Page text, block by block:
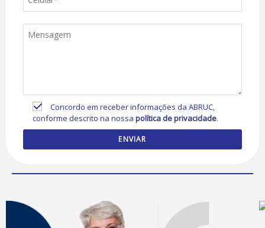
Concordo em receber informações da ABRUC,
conforme descrito na nossapolítica de privacidade.